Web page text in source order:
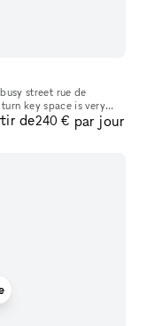
street rue de
key space is very
wall m
de240 € par jour